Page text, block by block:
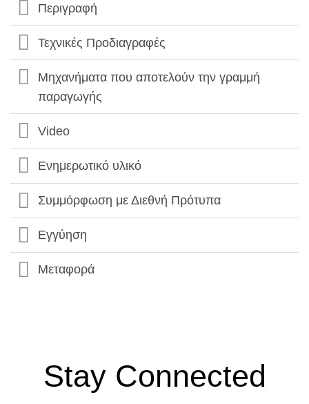
Περιγραφή
Τεχνικές Προδιαγραφές
Μηχανήματα που αποτελούν την γραμμή
παραγωγής
Video
Ενημερωτικό υλικό
Συμμόρφωση με Διεθνή Πρότυπα
Εγγύηση
Μεταφορά
Stay Connected